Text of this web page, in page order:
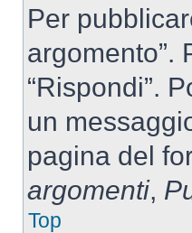
Per
argomento”.
“Rispondi”.
un
pagina del
argomenti,
Top